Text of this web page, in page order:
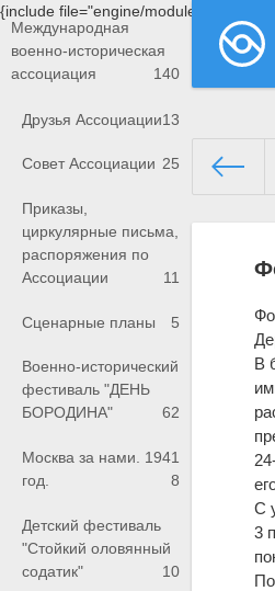
{include file="engine/modules/saperu/
Международная
военно-историческая
ассоциация
140
Друзья Ассоциации13
Совет Ассоциации 25
Приказы,
циркулярные письма,
распоряжения по
Ассоциации
11
Сценарные планы 5
Военно-исторический
фестиваль "ДЕНЬ
БОРОДИНА"
62
Москва за нами. 1941
год.
8
Детский фестиваль
"Стойкий оловянный
содатик"
10
В
С
3